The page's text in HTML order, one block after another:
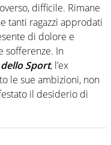
difficile. Rimane
tanti ragazzi approdati
di dolore e
sofferenze. In
Sport, l’ex
le sue ambizioni, non
il desiderio di